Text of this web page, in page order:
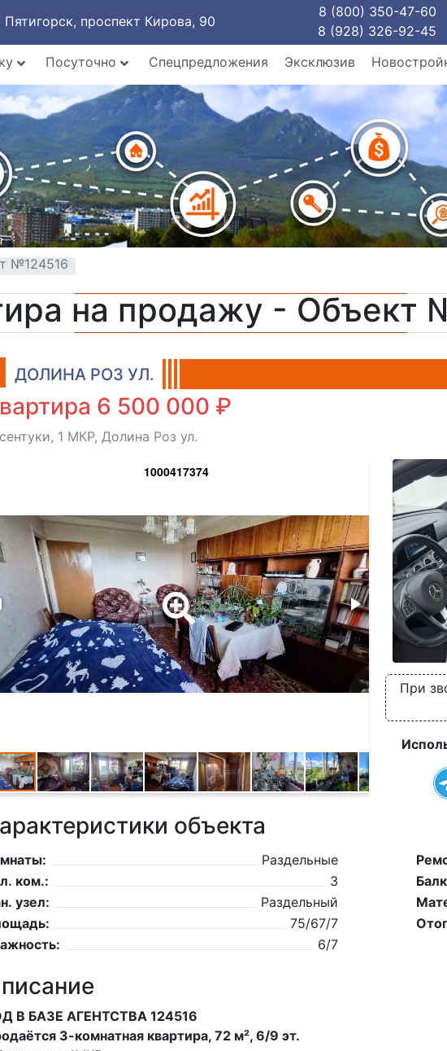
Пятигорск, проспект Кирова, 90
8 (800) 350-47-60
8 (928) 326-92-45
Посуточно Спецпредложения Эксклюзив
№124516
на продажу - Объект
ДОЛИНА РОЗ УЛ.
6 500 000 ₽
1 МКР, Долина Роз ул.
1000417374
При
объекта
Раздельные
ком.:
3
узел:
Раздельный
75/67/7
6/7
В БАЗЕ АГЕНТСТВА 124516
3-комнатная квартира, 72 м², 6/9 эт.